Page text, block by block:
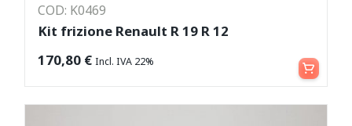
COD: K0469
Kit frizione Renault R 19 R 12
170,80 € Incl. IVA 22% Leggi tutto